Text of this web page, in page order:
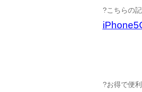
?こちらの
?お得で便